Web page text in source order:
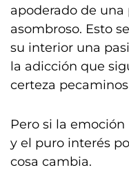
apoderado de
asombroso. Esto
su interior una
la adicción que
certeza
Pero si la
y el puro interés
cosa cambia.